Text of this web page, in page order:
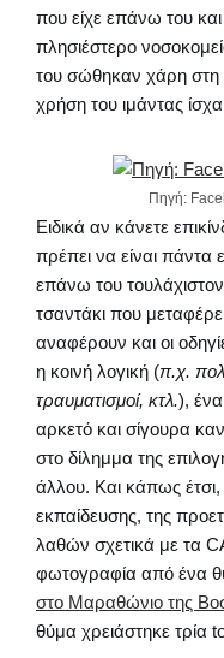
που είχε επάνω του
πλησιέστερο
του σώθηκαν χάρη στη
χρήση του ιμάντας
Πηγή:
Ειδικά αν κάνετε
πρέπει να είναι
επάνω του
τσαντάκι που
αναφέρουν και οι
η κοινή λογική (π.χ.
τραυματισμοί, κτλ.),
αρκετό και σίγουρα
στο δίλημμα της
άλλου. Και κάπως
εκπαίδευσης, της
λαθών σχετικά με τα
φωτογραφία από ένα
στο Μαραθώνιο της
θύμα χρειάστηκε τρία